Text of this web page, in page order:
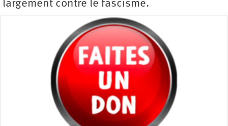
largement contre le fascisme.